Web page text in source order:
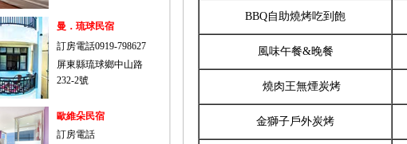
曼．琉球民宿
訂房電話0919-798627
屏東縣琉球鄉中山路
232-2號
歐維朵民宿
訂房電話
BBQ自助燒烤吃到飽
風味午餐&晚餐
燒肉王無煙炭烤
金獅子戶外炭烤